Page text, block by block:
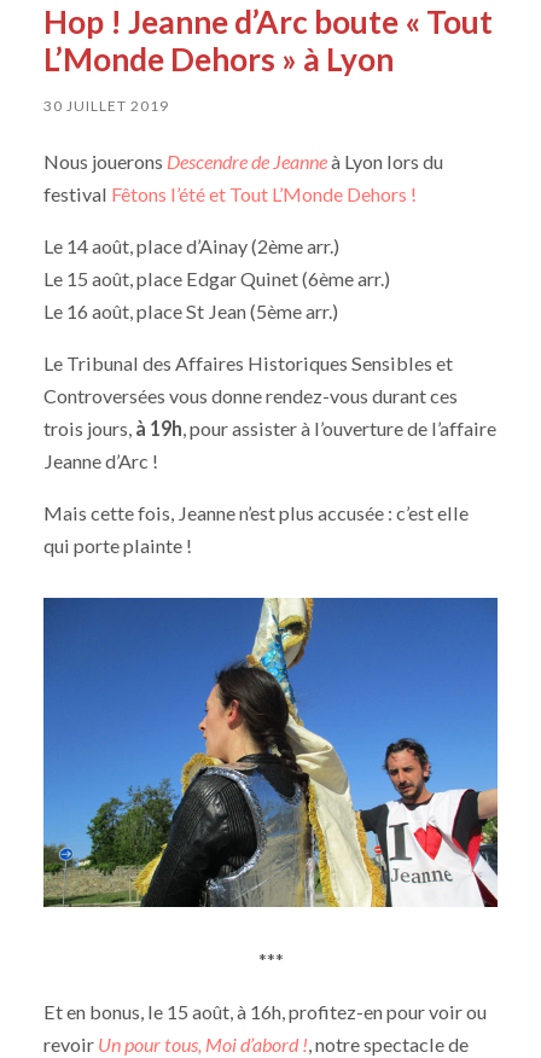
Hop ! Jeanne d’Arc boute « Tout
L’Monde Dehors » à Lyon
30 JUILLET 2019
Nous jouerons Descendre de Jeanneà Lyon lors du
festival Fêtons l’été et Tout L’Monde Dehors !
Le 14 août, place d’Ainay (2ème arr.)
Le 15 août, place Edgar Quinet (6ème arr.)
Le 16 août, place St Jean (5ème arr.)
Le Tribunal des Affaires Historiques Sensibles et
Controversées vous donne rendez-vous durant ces
trois jours, à 19h, pour assister à l’ouverture de l’affaire
Jeanne d’Arc !
Mais cette fois, Jeanne n’est plus accusée : c’est elle
qui porte plainte !
***
Et en bonus, le 15 août, à 16h, profitez-en pour voir ou
revoir Un pour tous, Moi d’abord !, notre spectacle de